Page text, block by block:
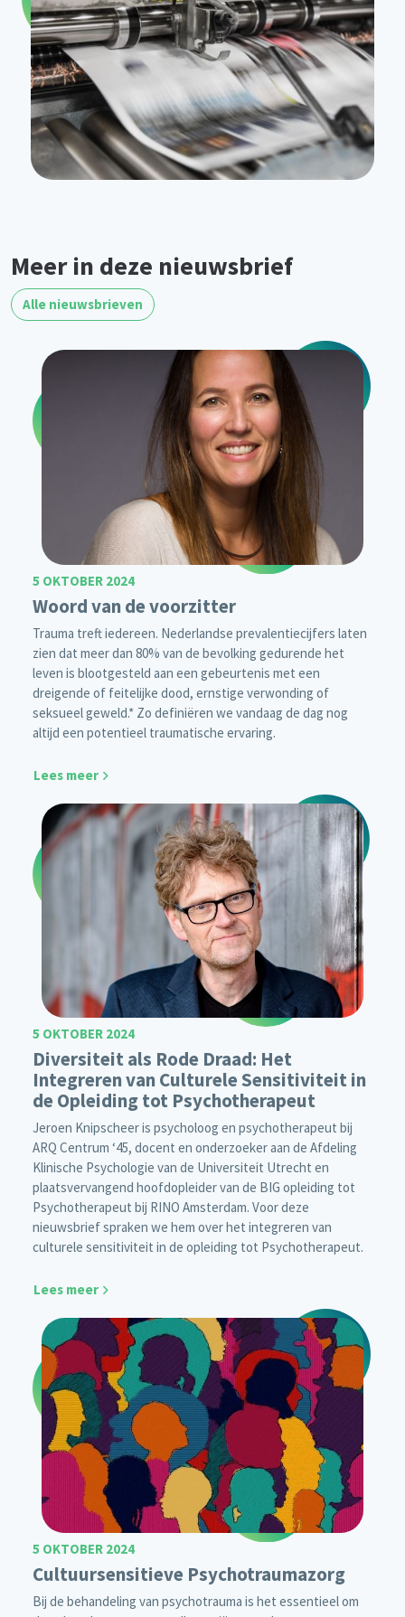
Meer in deze nieuwsbrief
Alle nieuwsbrieven
5 OKTOBER 2024
Woord van de voorzitter
Trauma treft iedereen. Nederlandse prevalentiecijfers laten
zien dat meer dan 80% van de bevolking gedurende het
leven is blootgesteld aan een gebeurtenis met een
dreigende of feitelijke dood, ernstige verwonding of
seksueel geweld.* Zo definiëren we vandaag de dag nog
altijd een potentieel traumatische ervaring.
Lees meer
5 OKTOBER 2024
Diversiteit als Rode Draad: Het
Integreren van Culturele Sensitiviteit in
de Opleiding tot Psychotherapeut
Jeroen Knipscheer is psycholoog en psychotherapeut bij
ARQ Centrum ‘45, docent en onderzoeker aan de Afdeling
Klinische Psychologie van de Universiteit Utrecht en
plaatsvervangend hoofdopleider van de BIG opleiding tot
Psychotherapeut bij RINO Amsterdam. Voor deze
nieuwsbrief spraken we hem over het integreren van
culturele sensitiviteit in de opleiding tot Psychotherapeut.
Lees meer
5 OKTOBER 2024
Cultuursensitieve Psychotraumazorg
Bij de behandeling van psychotrauma is het essentieel om